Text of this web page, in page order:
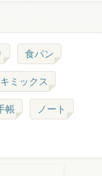
食パン
ミックス
帳 ノート